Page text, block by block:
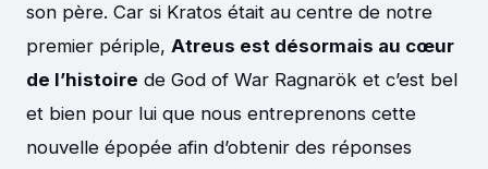
son père. Car si Kratos était au centre de notre
premier périple, Atreus est désormais au cœur
de l’histoire de God of War Ragnarök et c’est bel
et bien pour lui que nous entreprenons cette
nouvelle épopée afin d’obtenir des réponses